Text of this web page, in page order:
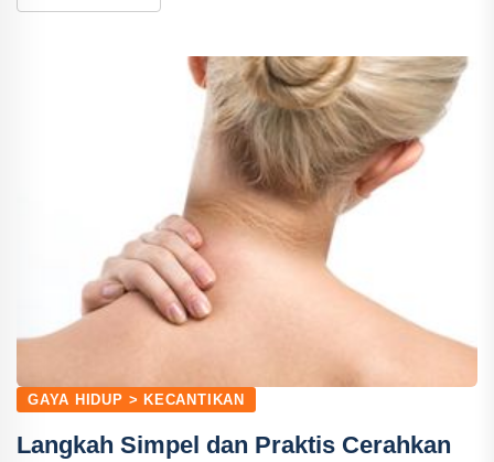
GAYA HIDUP > KECANTIKAN
Langkah Simpel dan Praktis Cerahkan